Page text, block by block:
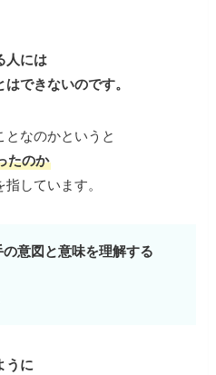
人には
できないのです。
となのかというと
たのか
しています。
意図と意味を理解する
うに